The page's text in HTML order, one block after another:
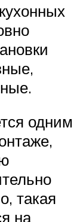
одним
такая
на